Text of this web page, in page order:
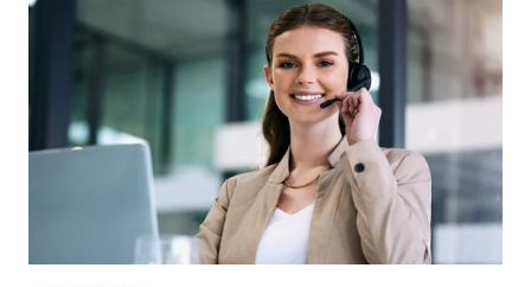
Agenten im Service Center der CSS
Versicherung verwenden neu einen AI
Co-Pilot, um Informationen zu finden
Agenten können nun per Chat Fragen zu
Produkten stellen, und der Co-Pilot liefert
konsolidierte Antworten, inklusive Links zu
deren Quellen